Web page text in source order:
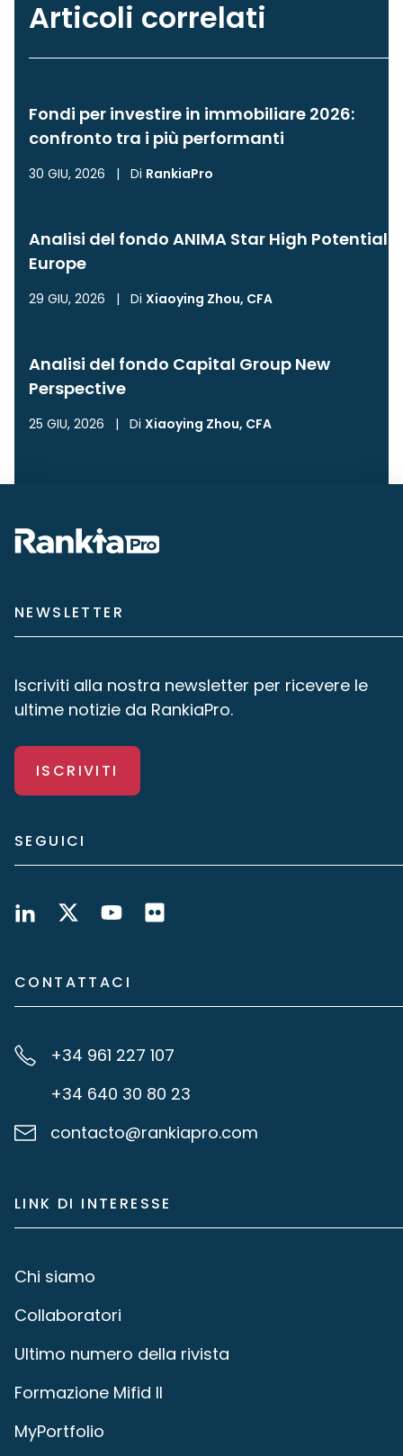
Articoli correlati
Fondi per investire in immobiliare 2026:
confronto tra i più performanti
30 GIU, 2026 | Di RankiaPro
Analisi del fondo ANIMA Star High Potential
Europe
29 GIU, 2026 | Di Xiaoying Zhou, CFA
Analisi del fondo Capital Group New
Perspective
25 GIU, 2026 | Di Xiaoying Zhou, CFA
NEWSLETTER
Iscriviti alla nostra newsletter per ricevere le
ultime notizie da RankiaPro.
ISCRIVITI
SEGUICI
CONTATTACI
+34 961 227 107
+34 640 30 80 23
contacto@rankiapro.com
LINK DI INTERESSE
Chi siamo
Collaboratori
Ultimo numero della rivista
Formazione Mifid II
MyPortfolio